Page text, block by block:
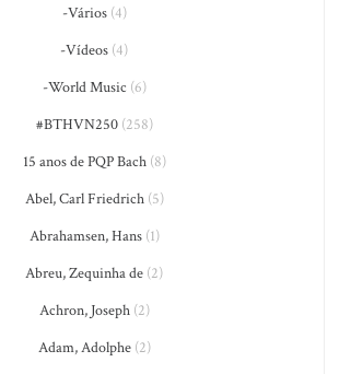
-Vários(4)
-Vídeos (4)
-World Music (6)
#BTHVN250(258)
15 anos de PQP Bach(8)
Abel, Carl Friedrich(5)
Abrahamsen, Hans(1)
Abreu, Zequinha de (2)
Achron, Joseph(2)
Adam, Adolphe(2)